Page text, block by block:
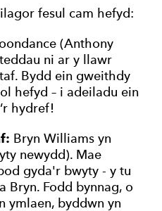
fesul cam hefyd:
(Anthony
ni ar y llawr
Bydd ein gweithdy
hefyd – i adeiladu ein
hydref!
Bryn Williams yn
newydd). Mae
gyda'r bwyty - y tu
Bryn. Fodd bynnag, o
ymlaen, byddwn yn